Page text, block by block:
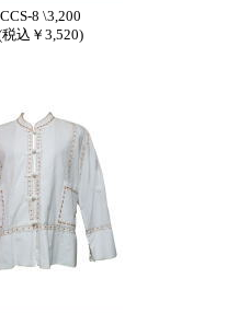
CCS-8 \3,200
税込￥3,520)